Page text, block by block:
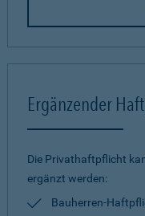
Ergänzender
Die Privathaftpflicht
ergänzt werden:
Bauherren-